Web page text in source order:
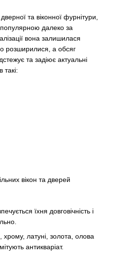
та віконної фурнітури,
популярною далеко за
вона залишилася
розширилися, а обсяг
та задіює актуальні
їхня довговічність і
латуні, золота, олова
антикваріат.